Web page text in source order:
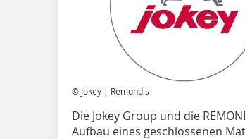
© Jokey | Remondis
Die Jokey Group und die
Aufbau eines geschlossenen